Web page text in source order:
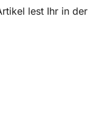
lest Ihr in der